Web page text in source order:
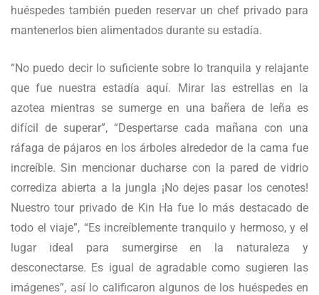
huéspedes también pueden reservar un chef privado para
mantenerlos bien alimentados durante su estadía.
“No puedo decir lo suficiente sobre lo tranquila y relajante
que fue nuestra estadía aquí. Mirar las estrellas en la
azotea mientras se sumerge en una bañera de leña es
difícil de superar”, “Despertarse cada mañana con una
ráfaga de pájaros en los árboles alrededor de la cama fue
increíble. Sin mencionar ducharse con la pared de vidrio
corrediza abierta a la jungla ¡No dejes pasar los cenotes!
Nuestro tour privado de Kin Ha fue lo más destacado de
todo el viaje”, “Es increíblemente tranquilo y hermoso, y el
lugar ideal para sumergirse en la naturaleza y
desconectarse. Es igual de agradable como sugieren las
imágenes”, así lo calificaron algunos de los huéspedes en